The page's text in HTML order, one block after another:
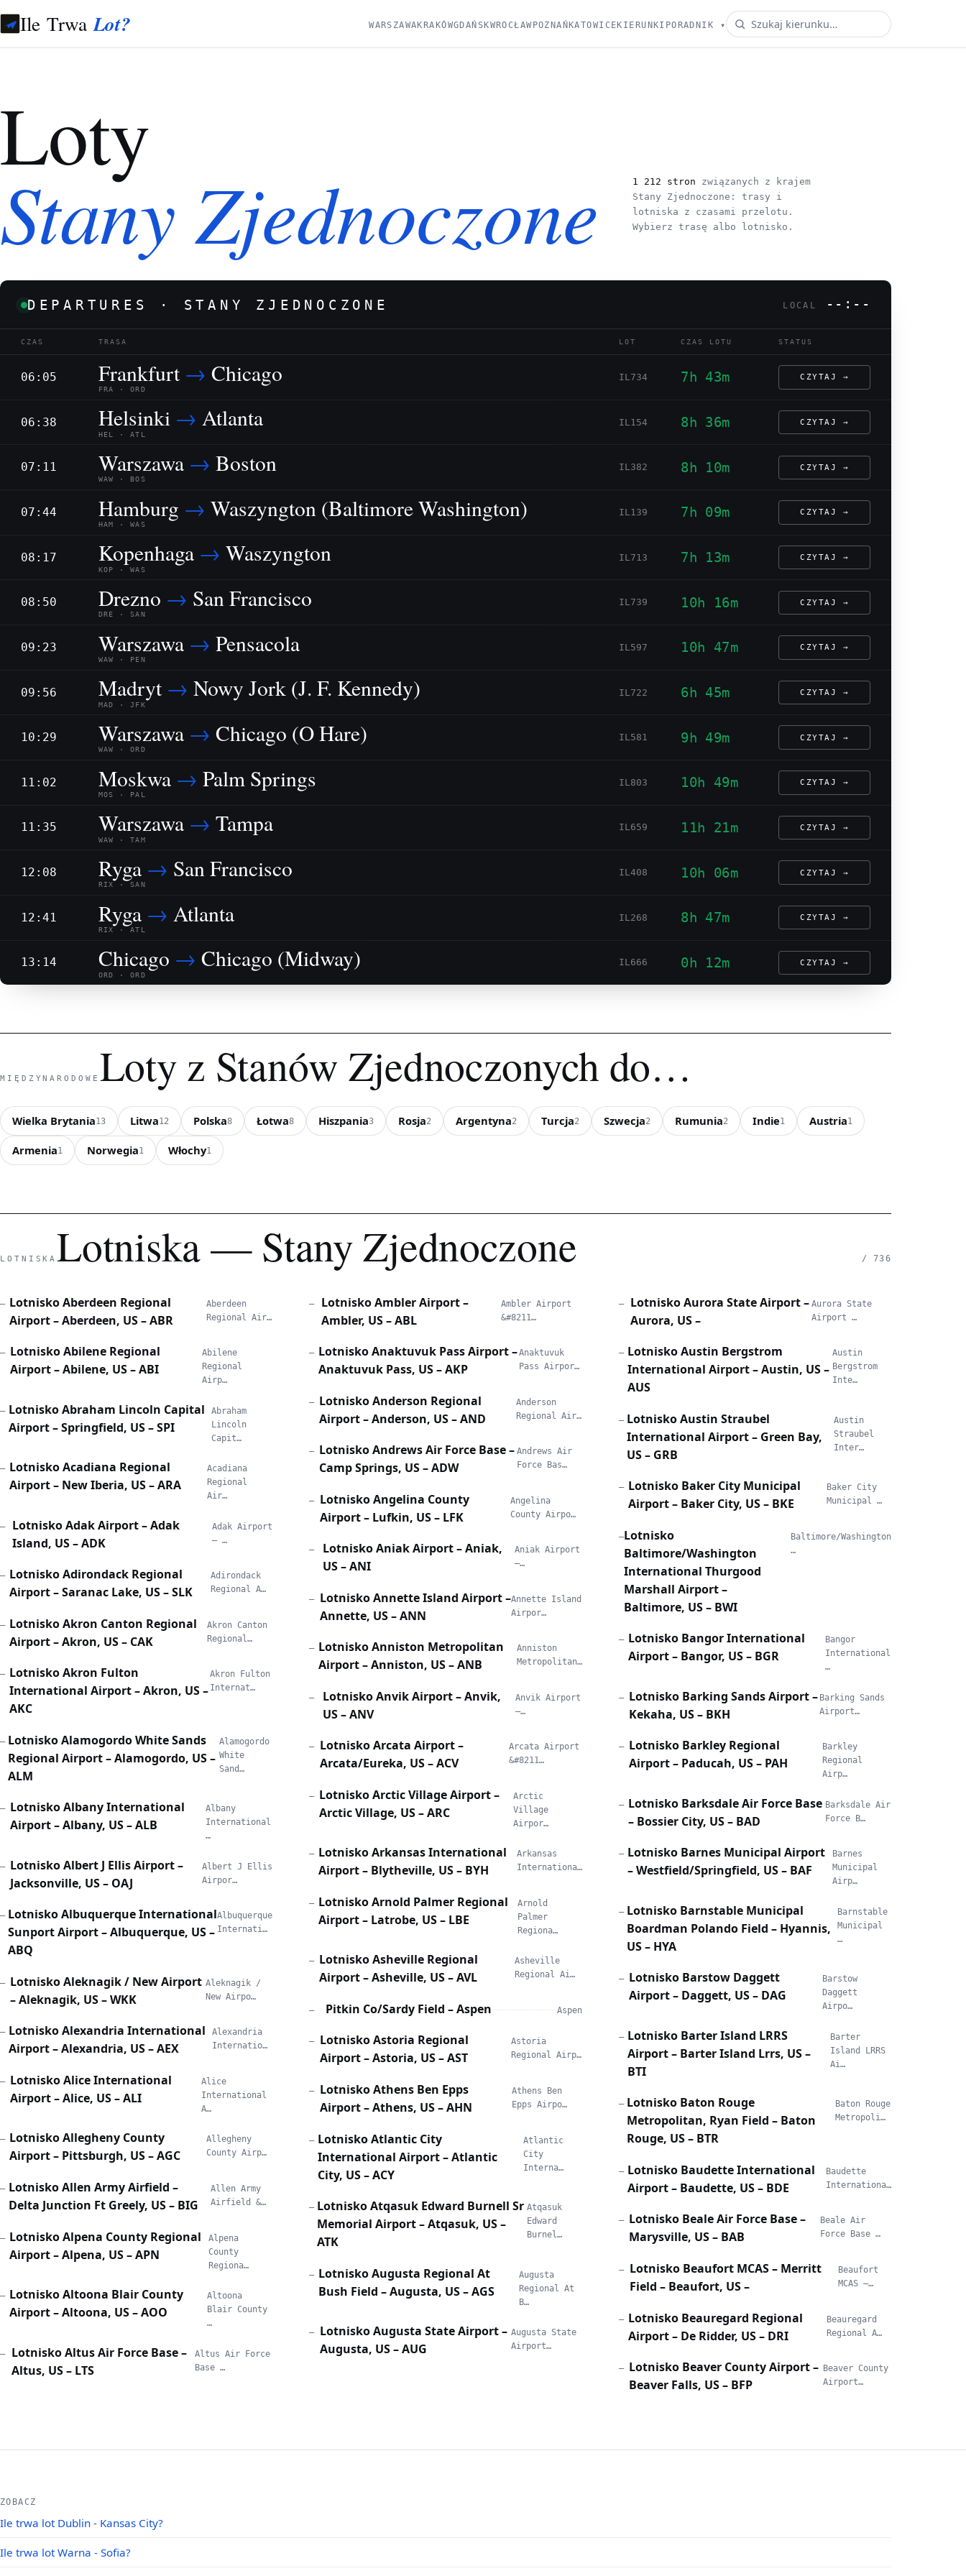
Ile TrwaLot? WARSZAWAKRAKÓWGDAŃSKWROCŁAW POZNAŃKATOWICEKIERUNKI PORADNIK ▾
Loty
Stany Zjednoczone 1 212 stron związanych z krajem
Stany Zjednoczone: trasy i
lotniska z czasami przelotu.
Wybierz trasę albo lotnisko.
DEPARTURES · STANY ZJEDNOCZONE LOCAL --:--
CZAS TRASA LOT CZAS LOTU STATUS
06:05 Frankfurt → Chicago
FRA · ORD
IL734 7h 43m CZYTAJ →
06:38 Helsinki → Atlanta
HEL · ATL
IL154 8h 36m CZYTAJ →
07:11 Warszawa → Boston
WAW · BOS
IL382 8h 10m CZYTAJ →
07:44 Hamburg → Waszyngton (Baltimore Washington)
HAM · WAS
IL139 7h 09m CZYTAJ →
08:17 Kopenhaga → Waszyngton
KOP · WAS
IL713 7h 13m CZYTAJ →
08:50 Drezno → San Francisco
DRE · SAN
IL739 10h 16m CZYTAJ →
09:23 Warszawa → Pensacola
WAW · PEN
IL597 10h 47m CZYTAJ →
09:56 Madryt → Nowy Jork (J. F. Kennedy)
MAD · JFK
IL722 6h 45m CZYTAJ →
10:29 Warszawa → Chicago (O Hare)
WAW · ORD
IL581 9h 49m CZYTAJ →
11:02 Moskwa → Palm Springs
MOS · PAL
IL803 10h 49m CZYTAJ →
11:35 Warszawa → Tampa
WAW · TAM
IL659 11h 21m CZYTAJ →
12:08 Ryga → San Francisco
RIX · SAN
IL408 10h 06m CZYTAJ →
12:41 Ryga → Atlanta
RIX · ATL
IL268 8h 47m CZYTAJ →
13:14 Chicago → Chicago (Midway)
ORD · ORD
IL666 0h 12m CZYTAJ →
MIĘDZYNARODOWE Loty z Stanów Zjednoczonych do…
Wielka Brytania13 Litwa12 Polska8 Łotwa8 Hiszpania3 Rosja2 Argentyna2 Turcja2 Szwecja2 Rumunia2 Indie1 Austria1
Armenia1 Norwegia1 Włochy1
LOTNISKALotniska — Stany Zjednoczone / 736
— Lotnisko Aberdeen Regional
Airport – Aberdeen, US – ABR
Aberdeen
Regional Air…
— Lotnisko Abilene Regional
Airport – Abilene, US – ABI
Abilene
Regional
Airp…
— Lotnisko Abraham Lincoln Capital
Airport – Springfield, US – SPI
Abraham
Lincoln
Capit…
— Lotnisko Acadiana Regional
Airport – New Iberia, US – ARA
Acadiana
Regional
Air…
—
Lotnisko Adak Airport – Adak
Island, US – ADK
Adak Airport
– …
— Lotnisko Adirondack Regional
Airport – Saranac Lake, US – SLK
Adirondack
Regional A…
— Lotnisko Akron Canton Regional
Airport – Akron, US – CAK
Akron Canton
Regional…
— Lotnisko Akron Fulton
International Airport – Akron, US –
AKC
Akron Fulton
Internat…
— Lotnisko Alamogordo White Sands
Regional Airport – Alamogordo, US –
ALM
Alamogordo
White
Sand…
— Lotnisko Albany International
Airport – Albany, US – ALB
Albany
International
…
— Lotnisko Albert J Ellis Airport –
Jacksonville, US – OAJ
Albert J Ellis
Airpor…
— Lotnisko Albuquerque International
Sunport Airport – Albuquerque, US –
ABQ
Albuquerque
Internati…
— Lotnisko Aleknagik / New Airport
– Aleknagik, US – WKK
Aleknagik /
New Airpo…
— Lotnisko Alexandria International
Airport – Alexandria, US – AEX
Alexandria
Internatio…
— Lotnisko Alice International
Airport – Alice, US – ALI
Alice
International
A…
— Lotnisko Allegheny County
Airport – Pittsburgh, US – AGC
Allegheny
County Airp…
— Lotnisko Allen Army Airfield –
Delta Junction Ft Greely, US – BIG
Allen Army
Airfield &…
— Lotnisko Alpena County Regional
Airport – Alpena, US – APN
Alpena
County
Regiona…
— Lotnisko Altoona Blair County
Airport – Altoona, US – AOO
Altoona
Blair County
…
—
Lotnisko Altus Air Force Base –
Altus, US – LTS
Altus Air Force
Base …
—
Lotnisko Ambler Airport –
Ambler, US – ABL
Ambler Airport
&#8211…
— Lotnisko Anaktuvuk Pass Airport –
Anaktuvuk Pass, US – AKP
Anaktuvuk
Pass Airpor…
— Lotnisko Anderson Regional
Airport – Anderson, US – AND
Anderson
Regional Air…
— Lotnisko Andrews Air Force Base –
Camp Springs, US – ADW
Andrews Air
Force Bas…
— Lotnisko Angelina County
Airport – Lufkin, US – LFK
Angelina
County Airpo…
—
Lotnisko Aniak Airport – Aniak,
US – ANI
Aniak Airport
–…
— Lotnisko Annette Island Airport –
Annette, US – ANN
Annette Island
Airpor…
— Lotnisko Anniston Metropolitan
Airport – Anniston, US – ANB
Anniston
Metropolitan…
—
Lotnisko Anvik Airport – Anvik,
US – ANV
Anvik Airport
–…
— Lotnisko Arcata Airport –
Arcata/Eureka, US – ACV
Arcata Airport
&#8211…
— Lotnisko Arctic Village Airport –
Arctic Village, US – ARC
Arctic
Village
Airpor…
— Lotnisko Arkansas International
Airport – Blytheville, US – BYH
Arkansas
Internationa…
— Lotnisko Arnold Palmer Regional
Airport – Latrobe, US – LBE
Arnold
Palmer
Regiona…
— Lotnisko Asheville Regional
Airport – Asheville, US – AVL
Asheville
Regional Ai…
— Pitkin Co/Sardy Field – Aspen Aspen
— Lotnisko Astoria Regional
Airport – Astoria, US – AST
Astoria
Regional Airp…
— Lotnisko Athens Ben Epps
Airport – Athens, US – AHN
Athens Ben
Epps Airpo…
— Lotnisko Atlantic City
International Airport – Atlantic
City, US – ACY
Atlantic
City
Interna…
— Lotnisko Atqasuk Edward Burnell Sr
Memorial Airport – Atqasuk, US –
ATK
Atqasuk
Edward
Burnel…
— Lotnisko Augusta Regional At
Bush Field – Augusta, US – AGS
Augusta
Regional At
B…
— Lotnisko Augusta State Airport –
Augusta, US – AUG
Augusta State
Airport…
—
Lotnisko Aurora State Airport –
Aurora, US –
Aurora State
Airport …
— Lotnisko Austin Bergstrom
International Airport – Austin, US –
AUS
Austin
Bergstrom
Inte…
— Lotnisko Austin Straubel
International Airport – Green Bay,
US – GRB
Austin
Straubel
Inter…
— Lotnisko Baker City Municipal
Airport – Baker City, US – BKE
Baker City
Municipal …
—Lotnisko
Baltimore/Washington
International Thurgood
Marshall Airport –
Baltimore, US – BWI
Baltimore/Washington
…
— Lotnisko Bangor International
Airport – Bangor, US – BGR
Bangor
International
…
— Lotnisko Barking Sands Airport –
Kekaha, US – BKH
Barking Sands
Airport…
— Lotnisko Barkley Regional
Airport – Paducah, US – PAH
Barkley
Regional
Airp…
— Lotnisko Barksdale Air Force Base
– Bossier City, US – BAD
Barksdale Air
Force B…
— Lotnisko Barnes Municipal Airport
– Westfield/Springfield, US – BAF
Barnes
Municipal
Airp…
— Lotnisko Barnstable Municipal
Boardman Polando Field – Hyannis,
US – HYA
Barnstable
Municipal
…
— Lotnisko Barstow Daggett
Airport – Daggett, US – DAG
Barstow
Daggett
Airpo…
— Lotnisko Barter Island LRRS
Airport – Barter Island Lrrs, US –
BTI
Barter
Island LRRS
Ai…
— Lotnisko Baton Rouge
Metropolitan, Ryan Field – Baton
Rouge, US – BTR
Baton Rouge
Metropoli…
— Lotnisko Baudette International
Airport – Baudette, US – BDE
Baudette
Internationa…
— Lotnisko Beale Air Force Base –
Marysville, US – BAB
Beale Air
Force Base …
—
Lotnisko Beaufort MCAS – Merritt
Field – Beaufort, US –
Beaufort
MCAS –…
— Lotnisko Beauregard Regional
Airport – De Ridder, US – DRI
Beauregard
Regional A…
— Lotnisko Beaver County Airport –
Beaver Falls, US – BFP
Beaver County
Airport…
ZOBACZ
Ile trwa lot Dublin - Kansas City?
Ile trwa lot Warna - Sofia?